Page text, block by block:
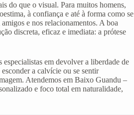
do que o visual. Para muitos homens,
à confiança e até à forma como se
e nos relacionamentos. A boa
discreta, eficaz e imediata: a prótese
em devolver a liberdade de
a calvície ou se sentir
Atendemos em Baixo Guandu –
e foco total em naturalidade,